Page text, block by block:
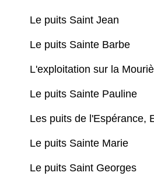
Le puits Saint Jean
Le puits Sainte Barbe
L'exploitation sur la
Le puits Sainte Pauline
Les puits de l'Espérance,
Le puits Sainte Marie
Le puits Saint Georges